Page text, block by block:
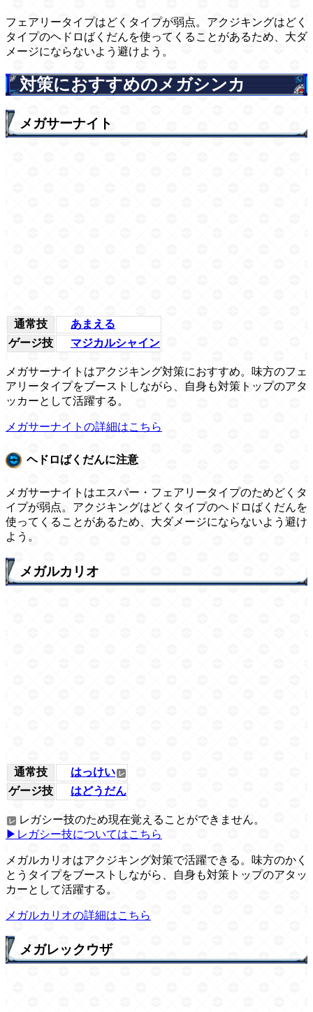
フェアリータイプはどくタイプが弱点。アクジキングはどく
タイプのヘドロばくだんを使ってくることがあるため、大ダ
メージにならないよう避けよう。
対策におすすめのメガシンカ
メガサーナイト
通常技
あまえる
ゲージ技
マジカルシャイン
メガサーナイトはアクジキング対策におすすめ。味方のフェ
アリータイプをブーストしながら、自身も対策トップのアタ
ッカーとして活躍する。
メガサーナイトの詳細はこちら
ヘドロばくだんに注意
メガサーナイトはエスパー・フェアリータイプのためどくタ
イプが弱点。アクジキングはどくタイプのヘドロばくだんを
使ってくることがあるため、大ダメージにならないよう避け
よう。
メガルカリオ
通常技
はっけい
ゲージ技
はどうだん
レガシー技のため現在覚えることができません。
▶レガシー技についてはこちら
メガルカリオはアクジキング対策で活躍できる。味方のかく
とうタイプをブーストしながら、自身も対策トップのアタッ
カーとして活躍する。
メガルカリオの詳細はこちら
メガレックウザ